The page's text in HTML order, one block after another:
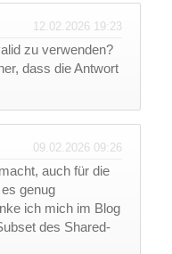
12.02.2026 19:23
zu verwenden?
dass die Antwort
09.02.2026 09:26
auch für die
genug
ich mich im Blog
des Shared-